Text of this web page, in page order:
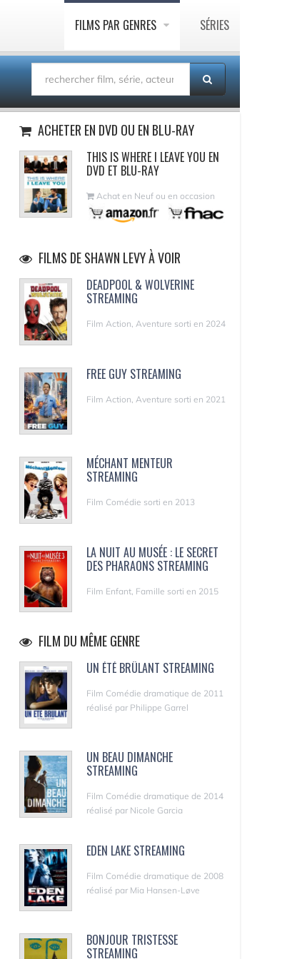
FILMS PAR GENRES SÉRIES
ACHETER EN DVD OU EN BLU-RAY
THIS IS WHERE I LEAVE YOU EN
DVD ET BLU-RAY
Achat en Neuf ou en occasion
FILMS DE SHAWN LEVY À VOIR
DEADPOOL & WOLVERINE
STREAMING
Film Action, Aventure sorti en 2024
FREE GUY STREAMING
Film Action, Aventure sorti en 2021
MÉCHANT MENTEUR
STREAMING
Film Comédie sorti en 2013
LA NUIT AU MUSÉE : LE SECRET
DES PHARAONS STREAMING
Film Enfant, Famille sorti en 2015
FILM DU MÊME GENRE
UN ÉTÉ BRÛLANT STREAMING
Film Comédie dramatique de 2011
réalisé par Philippe Garrel
UN BEAU DIMANCHE
STREAMING
Film Comédie dramatique de 2014
réalisé par Nicole Garcia
EDEN LAKE STREAMING
Film Comédie dramatique de 2008
réalisé par Mia Hansen-Løve
BONJOUR TRISTESSE
STREAMING